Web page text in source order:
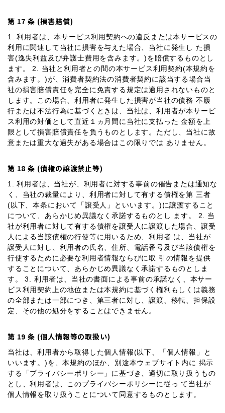
第 17 条 (損害賠償)
1. 利用者は、本サービス利用契約への違反または本サービスの
利用に関連して当社に損害を与えた場合、当社に発生し た損
害(逸失利益及び弁護士費用を含みます。)を賠償するものとし
ます。 2. 当社と利用者との間の本サービス利用契約(本規約を
含みます。)が、消費者契約法の消費者契約に該当する場合当
社の損害賠償責任を完全に免責する規定は適用されないものと
します。この場合、利用者に発生した損害が当社の債務 不履
行または不法行為に基づくときは、当社は、利用者が本サービ
ス利用の対価として直近１ヵ月間に当社に支払った 金額を上
限として損害賠償責任を負うものとします。ただし、当社に故
意または重大な過失がある場合はこの限りでは ありません。
第 18 条 (債権の譲渡禁止等)
1. 利用者は、当社が、利用者に対する事前の催告または通知な
く、当社の裁量により、利用者に対して有する債権を第 三者
(以下、本条において「譲受人」といいます。)に譲渡すること
について、あらかじめ異議なく承諾するものとし ます。 2. 当
社が利用者に対して有する債権を譲受人に譲渡した場合、譲受
人による当該債権の行使等に用いるため、利用者 は、当社が
譲受人に対し、利用者の氏名、住所、電話番号及び当該債権を
行使するために必要な利用者情報ならびに取 引の情報を提供
することについて、あらかじめ異議なく承諾するものとしま
す。 3. 利用者は、当社の書面による事前の承諾なく、本サー
ビス利用契約上の地位または本規約に基づく権利もしくは義務
の全部または一部につき、第三者に対し、譲渡、移転、担保設
定、その他の処分をすることはできません。
第 19 条 (個人情報等の取扱い)
当社は、利用者から取得した個人情報(以下、「個人情報」と
いいます。)を、本規約のほか、別途本ウェブサイト内に 掲示
する「プライバシーポリシー」に基づき、適切に取り扱うもの
とし、利用者は、このプライバシーポリシーに従っ て当社が
個人情報を取り扱うことについて同意するものとします。